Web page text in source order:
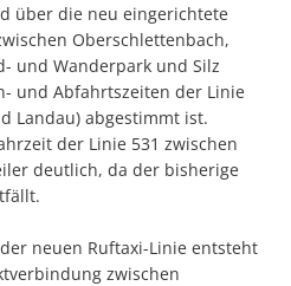
über die neu eingerichtete
Oberschlettenbach,
und Wanderpark und Silz
und Abfahrtszeiten der Linie
Landau) abgestimmt ist.
der Linie 531 zwischen
deutlich, da der bisherige
neuen Ruftaxi-Linie entsteht
zwischen